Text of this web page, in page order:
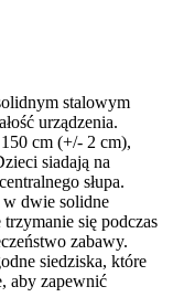
stalowym
urządzenia.
cm (+/- 2 cm),
siadają na
słupa.
w dwie solidne
się podczas
zabawy.
siedziska, które
aby zapewnić